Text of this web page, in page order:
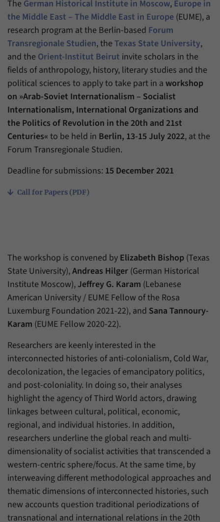
The German Historical Institute in Moscow, Europe in
the Middle East – The Middle East in Europe (EUME), a
research program at the Berlin-based Forum
Transregionale Studien, the Texas State University,
and the Orient-Institut Beirut invite scholars in the
fields of anthropology, history, literary studies and the
political sciences to apply to take part in a workshop
on »Arab-Soviet Internationalism – Socialist
Internationalism, International Organizations and
the Politics of Revolution in the 20th and 21st
Centuries« to be held in Berlin, 13-15 July 2022, at the
Forum Transregionale Studien.
Deadline for submissions: 15 December 2021
Call for Papers (PDF)
The workshop is convened by Elizabeth Bishop (Texas
State University),Andreas Hilger (German Historical
Institute Moscow),Jeffrey G. Karam (Lebanese
American University / EUME Fellow of the Rosa
Luxemburg Foundation 2021-22), and Sana Tannoury-
Karam (EUME Fellow 2020-22).
Researchers are keenly interested in the
interconnected histories of anti-colonialism, Cold War,
decolonization, the legacies of emancipatory politics,
and post-coloniality. In doing so, their analyses
highlight the agency of Third World actors, drawing
linkages between cultural, political, economic,
regional, and individual histories. In addition,
researchers underline the global reach and multi-
dimensionality of socialist activities that transcended a
western-centric sphere/focus. At the same time, by
interweaving different methodological approaches and
thematic dimensions of interconnected histories, such
new accounts question traditional periodizations of
transnational and international relations in the 20th
Zweck
generierte ID, für die historische Speicherung
Ihrer vorgenommen Einstellungen, falls der
Webseiten-Betreiber dies eingestellt hat.
Name _pk_ref
Anbieter Matomo
Laufzeit 6 Monate
Zweck
Mit diesem Cookie können wir speichern, von
welcher Internetseite oder Suchmaschine
Besucher durch eine Verlinkung auf unsere
Internetseite weitergeleitet wurden.
Name _pk_ses
Anbieter Matomo
Laufzeit 30 Minuten